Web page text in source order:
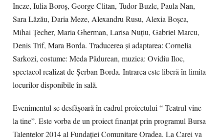
Incze, Iulia Boroș, George Clitan, Tudor Buzle, Paula Nan,
Sara Lăzău, Daria Meze, Alexandru Rusu, Alexia Boșca,
Mihai Țecher, Maria Gherman, Larisa Nuțiu, Gabriel Marcu,
Denis Trif, Mara Borda. Traducerea și adaptarea: Cornelia
Sarkozi, costume: Meda Pădurean, muzica: Ovidiu Iloc,
spectacol realizat de Șerban Borda. Intrarea este liberă în limita
locurilor disponibile în sală.
Evenimentul se desfășoară în cadrul proiectului “ Teatrul vine
la tine”. Este vorba de un proiect finanțat prin programul Bursa
Talentelor 2014 al Fundației Comunitare Oradea. La Carei va